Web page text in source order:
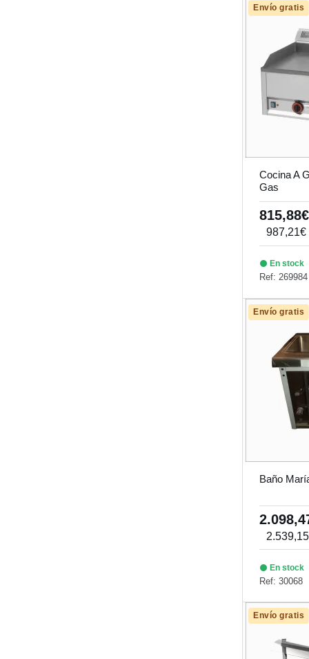
Envío gratis
Cocina A
Gas
815,88€
987,21€
En stock
Ref: 269984
Envío gratis
Baño
En stock
Ref: 30068
Envío gratis